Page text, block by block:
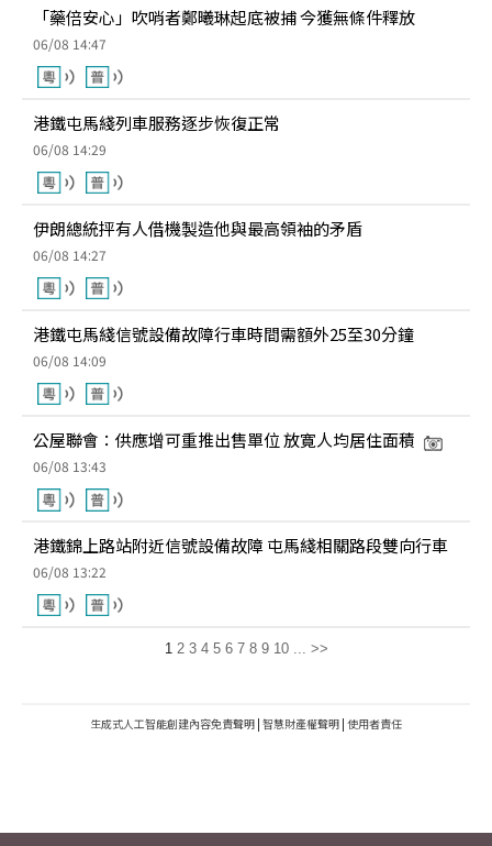
「藥倍安心」吹哨者鄭曦琳起底被捕 今獲無條件釋放
06/08 14:47
港鐵屯馬綫列車服務逐步恢復正常
06/08 14:29
伊朗總統抨有人借機製造他與最高領袖的矛盾
06/08 14:27
港鐵屯馬綫信號設備故障行車時間需額外25至30分鐘
06/08 14:09
公屋聯會：供應增可重推出售單位 放寛人均居住面積
06/08 13:43
港鐵錦上路站附近信號設備故障 屯馬綫相關路段雙向行車
06/08 13:22
1 2 3 4 5 6 7 8 9 10 ... >>
生成式人工智能創建內容免責聲明 | 智慧財產權聲明 | 使用者責任